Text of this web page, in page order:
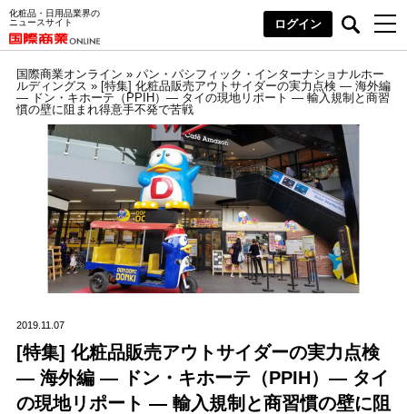
化粧品・日用品業界の
ニュースサイト
ログイン
国際商業オンライン » パン・パシフィック・インターナショナルホー
ルディングス » [特集] 化粧品販売アウトサイダーの実力点検 ― 海外編
― ドン・キホーテ（PPIH）― タイの現地リポート ― 輸入規制と商習
慣の壁に阻まれ得意手不発で苦戦
2019.11.07
[特集] 化粧品販売アウトサイダーの実力点検
― 海外編 ― ドン・キホーテ（PPIH）― タイ
の現地リポート ― 輸入規制と商習慣の壁に阻